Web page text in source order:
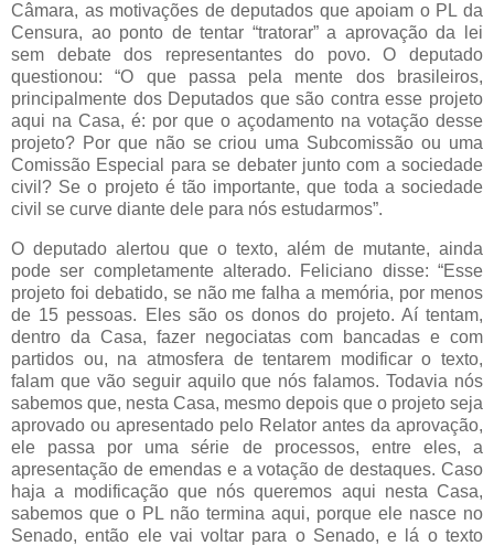
Câmara, as motivações de deputados que apoiam o PL da
Censura, ao ponto de tentar “tratorar” a aprovação da lei
sem debate dos representantes do povo. O deputado
questionou: “O que passa pela mente dos brasileiros,
principalmente dos Deputados que são contra esse projeto
aqui na Casa, é: por que o açodamento na votação desse
projeto? Por que não se criou uma Subcomissão ou uma
Comissão Especial para se debater junto com a sociedade
civil? Se o projeto é tão importante, que toda a sociedade
civil se curve diante dele para nós estudarmos”.
O deputado alertou que o texto, além de mutante, ainda
pode ser completamente alterado. Feliciano disse: “Esse
projeto foi debatido, se não me falha a memória, por menos
de 15 pessoas. Eles são os donos do projeto. Aí tentam,
dentro da Casa, fazer negociatas com bancadas e com
partidos ou, na atmosfera de tentarem modificar o texto,
falam que vão seguir aquilo que nós falamos. Todavia nós
sabemos que, nesta Casa, mesmo depois que o projeto seja
aprovado ou apresentado pelo Relator antes da aprovação,
ele passa por uma série de processos, entre eles, a
apresentação de emendas e a votação de destaques. Caso
haja a modificação que nós queremos aqui nesta Casa,
sabemos que o PL não termina aqui, porque ele nasce no
Senado, então ele vai voltar para o Senado, e lá o texto